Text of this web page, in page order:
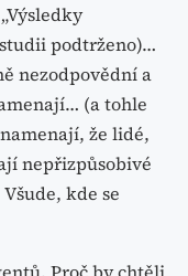
podtrženo)…
nezodpovědní a
(a tohle
že lidé,
nepřizpůsobivé
kde se